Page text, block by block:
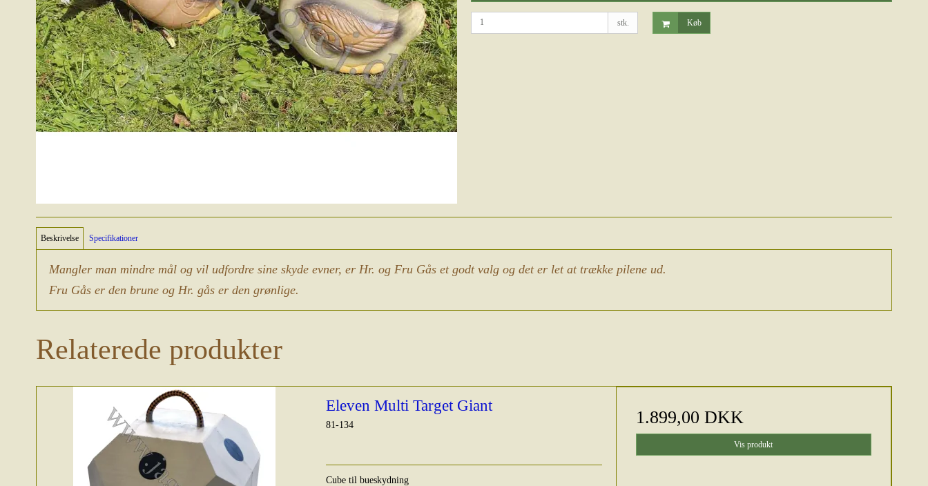
stk. Køb
Beskrivelse Specifikationer
Mangler man mindre mål og vil udfordre sine skyde evner, er Hr. og Fru Gås et godt valg og det er let at trække pilene ud.
Fru Gås er den brune og Hr. gås er den grønlige.
Relaterede produkter
Eleven Multi Target Giant
81-134
Cube til bueskydning
1.899,00 DKK
Vis produkt